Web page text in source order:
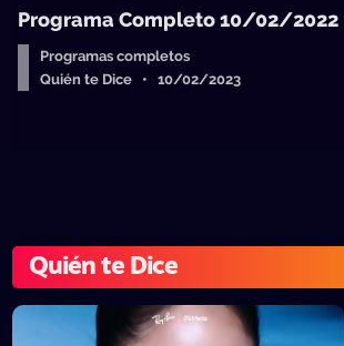
Programa Completo 10/02/2022
Programas completos
Quién te Dice • 10/02/2023
Quién te Dice